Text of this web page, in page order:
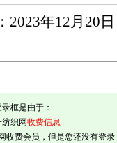
2023年12月20
框是由于：
织网收费信息
收费会员，但是您还没有登录